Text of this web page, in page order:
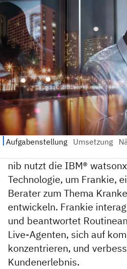
nib nutzt die IBM®
Technologie, um Frankie,
Berater zum Thema
entwickeln. Frankie
und beantwortet
Live-Agenten, sich auf
konzentrieren, und
Kundenerlebnis.